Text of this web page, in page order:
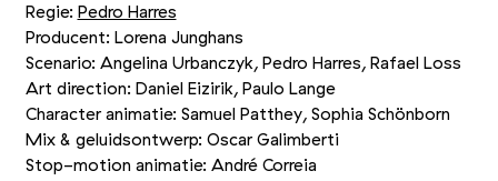
Regie: Pedro Harres
Producent: Lorena Junghans
Scenario: Angelina Urbanczyk, Pedro Harres, Rafael Loss
Art direction: Daniel Eizirik, Paulo Lange
Character animatie: Samuel Patthey, Sophia Schönborn
Mix & geluidsontwerp: Oscar Galimberti
Stop-motion animatie: André Correia